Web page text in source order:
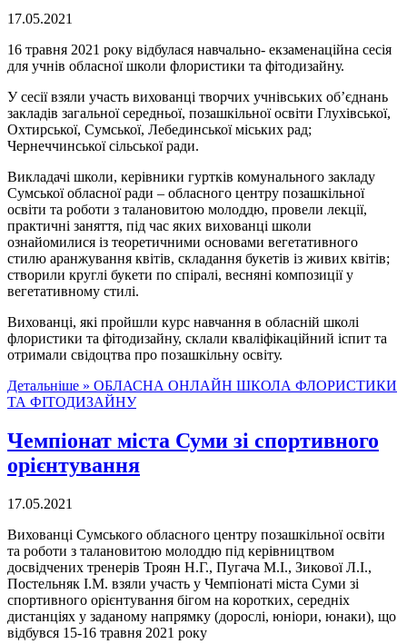
17.05.2021
16 травня 2021 року відбулася навчально- екзаменаційна сесія
для учнів обласної школи флористики та фітодизайну.
У сесії взяли участь вихованці творчих учнівських об’єднань
закладів загальної середньої, позашкільної освіти Глухівської,
Охтирської, Сумської, Лебединської міських рад;
Чернеччинської сільської ради.
Викладачі школи, керівники гуртків комунального закладу
Сумської обласної ради – обласного центру позашкільної
освіти та роботи з талановитою молоддю, провели лекції,
практичні заняття, під час яких вихованці школи
ознайомилися із теоретичними основами вегетативного
стилю аранжування квітів, складання букетів із живих квітів;
створили круглі букети по спіралі, весняні композиції у
вегетативному стилі.
Вихованці, які пройшли курс навчання в обласній школі
флористики та фітодизайну, склали кваліфікаційний іспит та
отримали свідоцтва про позашкільну освіту.
Детальніше » ОБЛАСНА ОНЛАЙН ШКОЛА ФЛОРИСТИКИ
ТА ФІТОДИЗАЙНУ
Чемпіонат міста Суми зі спортивного
орієнтування
17.05.2021
Вихованці Сумського обласного центру позашкільної освіти
та роботи з талановитою молоддю під керівництвом
досвідчених тренерів Троян Н.Г., Пугача М.І., Зикової Л.І.,
Постельняк І.М. взяли участь у Чемпіонаті міста Суми зі
спортивного орієнтування бігом на коротких, середніх
дистанціях у заданому напрямку (дорослі, юніори, юнаки), що
відбувся 15-16 травня 2021 року